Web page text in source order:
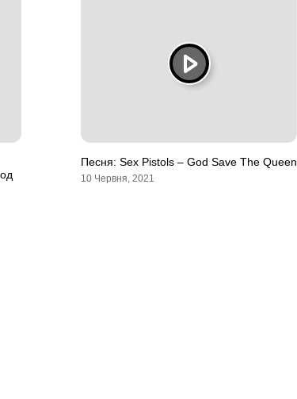
Песня: Sex Pistols – God Save The Queen
10 Червня, 2021